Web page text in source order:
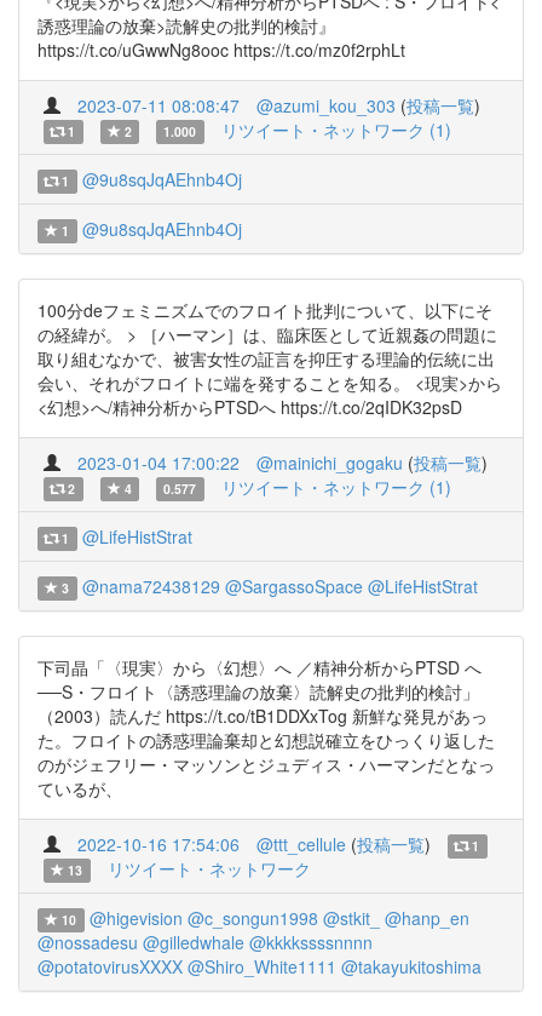
誘惑理論の放棄>読解史の批判的検討』
https://t.co/uGwwNg8ooc https://t.co/mz0f2rphLt
2023-07-11 08:08:47 @azumi_kou_303 (投稿一覧)
1 2 1.000 リツイート・ネットワーク (1)
1 @9u8sqJqAEhnb4Oj
1 @9u8sqJqAEhnb4Oj
100分deフェミニズムでのフロイト批判について、以下にそ
の経緯が。 > ［ハーマン］は、臨床医として近親姦の問題に
取り組むなかで、被害女性の証言を抑圧する理論的伝統に出
会い、それがフロイトに端を発することを知る。 <現実>から
<幻想>へ/精神分析からPTSDへ https://t.co/2qIDK32psD
2023-01-04 17:00:22 @mainichi_gogaku (投稿一覧)
2 4 0.577 リツイート・ネットワーク (1)
1 @LifeHistStrat
3 @nama72438129 @SargassoSpace @LifeHistStrat
下司晶「〈現実〉から〈幻想〉へ ／精神分析からPTSD へ
──S・フロイト〈誘惑理論の放棄〉読解史の批判的検討」
（2003）読んだ https://t.co/tB1DDXxTog 新鮮な発見があっ
た。フロイトの誘惑理論棄却と幻想説確立をひっくり返した
のがジェフリー・マッソンとジュディス・ハーマンだとなっ
ているが、
2022-10-16 17:54:06 @ttt_cellule (投稿一覧)
1
13
リツイート・ネットワーク
10 @higevision @c_songun1998 @stkit_ @hanp_en
@nossadesu @gilledwhale @kkkkssssnnnn
@potatovirusXXXX @Shiro_White1111 @takayukitoshima